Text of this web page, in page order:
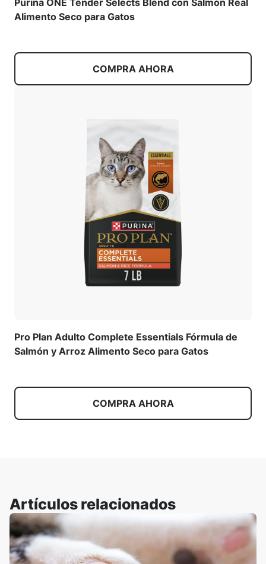
Alimento Seco para Gatos
COMPRA AHORA
Pro Plan Adulto Complete Essentials Fórmula de
Salmón y Arroz Alimento Seco para Gatos
COMPRA AHORA
Artículos relacionados